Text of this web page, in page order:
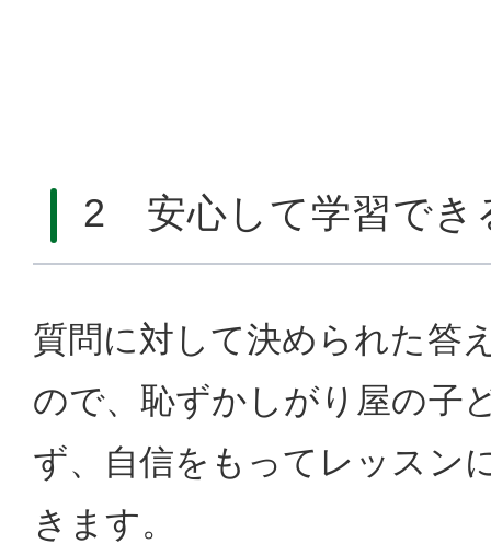
2 安心して学習でき
質問に対して決められた答
ので、恥ずかしがり屋の子
ず、自信をもってレッスン
きます。